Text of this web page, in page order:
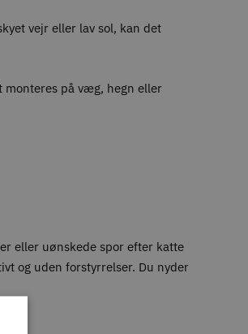
vejr eller lav sol, kan det
på væg, hegn eller
eller uønskede spor efter katte
og uden forstyrrelser. Du nyder